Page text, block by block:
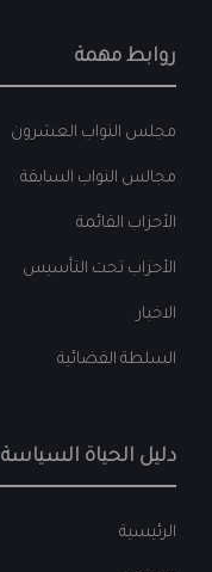
روابط مهمة
مجلس النواب العشرون
مجالس النواب السابقة
الأحزاب القائمة
الأحزاب تحت التأسيس
الاخبار
السلطة القضائية
دليل الحياة السياسة
الرئيسية